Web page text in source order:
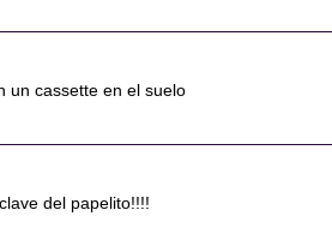
un cassette en el suelo
del papelito!!!!